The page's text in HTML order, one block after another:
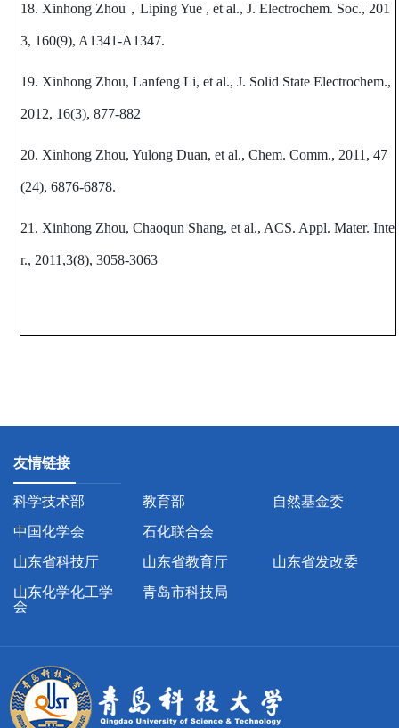
18. Xinhong Zhou ， Liping Yue , et al., J. Electrochem. Soc., 201
3, 160(9), A1341-A1347.
19. Xinhong Zhou, Lanfeng Li, et al., J. Solid State Electrochem.,
2012, 16(3), 877-882
20. Xinhong Zhou, Yulong Duan, et al., Chem. Comm., 2011, 47
(24), 6876-6878.
21. Xinhong Zhou, Chaoqun Shang, et al., ACS. Appl. Mater. Inte
r., 2011,3(8), 3058-3063
友情链接
科学技术部 教育部
自然基金委
中国化学会
石化联合会
山东省科技厅
山东省教育厅
山东省发改委
山东化学化工学
会
青岛市科技局